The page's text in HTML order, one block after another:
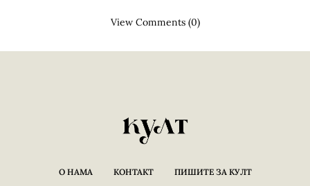
View Comments (0)
О НАМА КОНТАКТ ПИШИТЕ ЗА КУЛТ